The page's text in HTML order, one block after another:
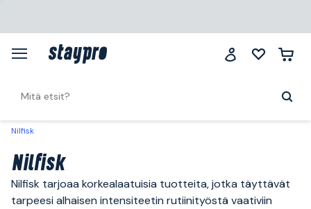
Nilfisk
Nilfisk
Nilfisk tarjoaa korkealaatuisia tuotteita, jotka täyttävät
tarpeesi alhaisen intensiteetin rutiinityöstä vaativiin